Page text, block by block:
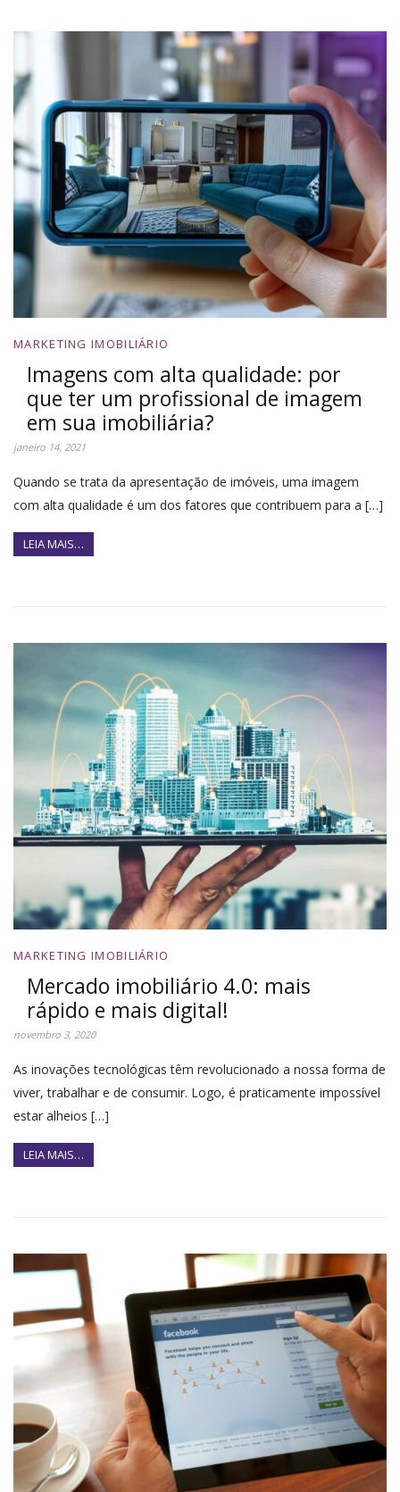
MARKETING IMOBILIÁRIO
Imagens com alta qualidade: por
que ter um profissional de imagem
em sua imobiliária?
janeiro 14, 2021
Quando se trata da apresentação de imóveis, uma imagem
com alta qualidade é um dos fatores que contribuem para a […]
LEIA MAIS…
MARKETING IMOBILIÁRIO
Mercado imobiliário 4.0: mais
rápido e mais digital!
novembro 3, 2020
As inovações tecnológicas têm revolucionado a nossa forma de
viver, trabalhar e de consumir. Logo, é praticamente impossível
estar alheios […]
LEIA MAIS…